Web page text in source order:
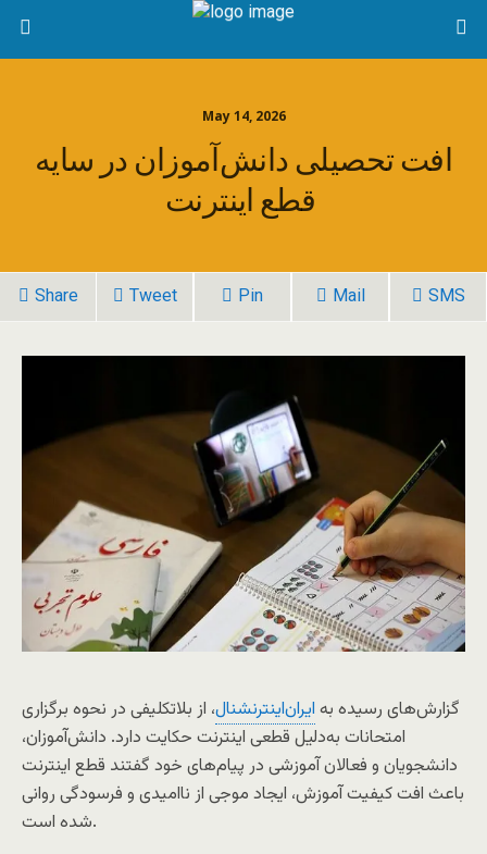
May 14, 2026
افت تحصیلی دانش‌‌آموزان در سایه
Share Tweet Pin Mail SMS
گزارش‌های رسیده به ایران‌اینترنشنال، از بلاتکلیفی در نحوه برگزاری
امتحانات به‌دلیل قطعی اینترنت حکایت دارد. دانش‌آموزان،
دانشجویان و فعالان آموزشی در پیام‌های خود گفتند قطع اینترنت
باعث افت کیفیت آموزش، ایجاد موجی از ناامیدی و فرسودگی روانی
شده است.